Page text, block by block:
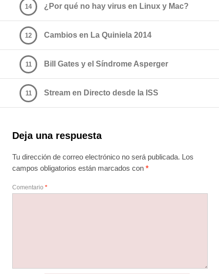
¿Por qué no hay virus en Linux y Mac?
14
Cambios en La Quiniela 2014
12
Bill Gates y el Síndrome Asperger
11
Stream en Directo desde la ISS
11
Deja una respuesta
Tu dirección de correo electrónico no será publicada. Los
campos obligatorios están marcados con *
Comentario *